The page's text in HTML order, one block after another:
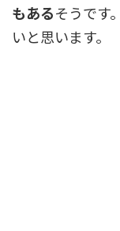
もあるそうです
いと思います。